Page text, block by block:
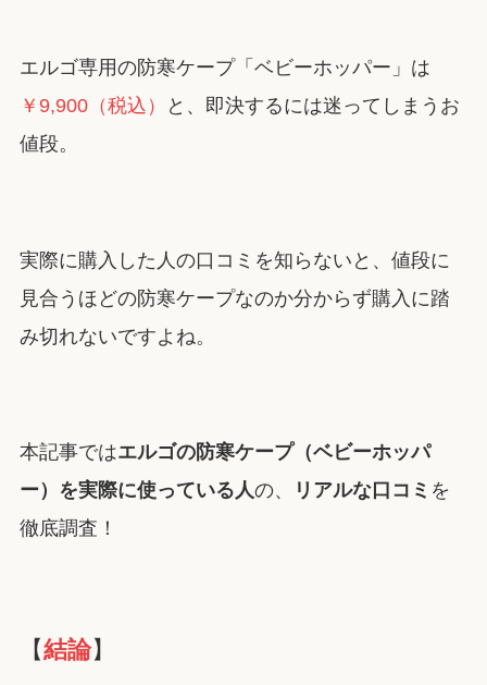
エルゴ専用の防寒ケープ「ベビーホッパー」は
￥9,900（税込）
と、即決するには迷ってしまうお
値段。
実際に購入した人の口コミを知らないと、値段に
見合うほどの防寒ケープなのか分からず購入に踏
み切れないですよね。
本記事ではエルゴの防寒ケープ（ベビーホッパ
ー）を実際に使っている人の、 リアルな口コミ を
徹底調査！
【結論】